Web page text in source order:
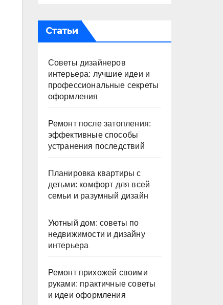
Статьи
Советы дизайнеров
интерьера: лучшие идеи и
профессиональные секреты
оформления
Ремонт после затопления:
эффективные способы
устранения последствий
Планировка квартиры с
детьми: комфорт для всей
семьи и разумный дизайн
Уютный дом: советы по
недвижимости и дизайну
интерьера
Ремонт прихожей своими
руками: практичные советы
и идеи оформления